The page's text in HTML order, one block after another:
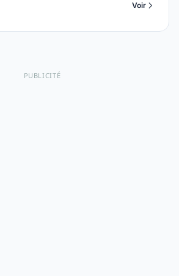
Voir
PUBLICITÉ